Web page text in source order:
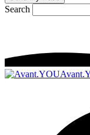
Search